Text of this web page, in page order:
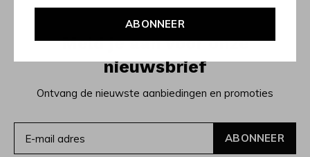
ABONNEER
Meld je aan voor onze
nieuwsbrief
Ontvang de nieuwste aanbiedingen en promoties
ABONNEER